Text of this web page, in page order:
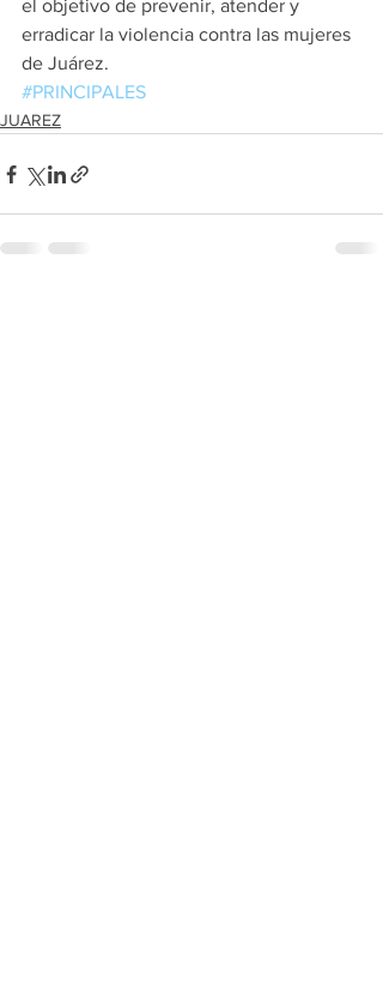
el objetivo de prevenir, atender y
erradicar la violencia contra las mujeres
de Juárez.
#PRINCIPALES
JUAREZ